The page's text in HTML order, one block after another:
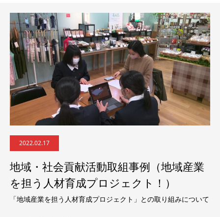
2022.02.17
地域・社会貢献活動取組事例（地域産業
を担う人材育成プロジェクト！）
「地域産業を担う人材育成プロジェクト」との取り組みについて